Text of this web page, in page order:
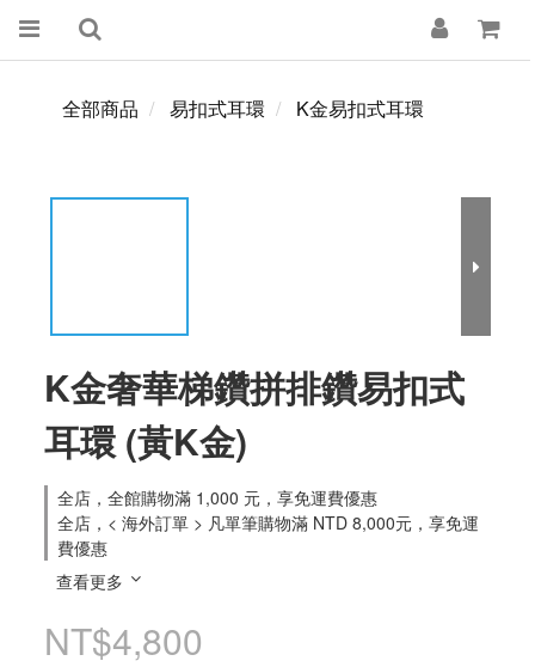
全部商品 易扣式耳環 K金易扣式耳環
K金奢華梯鑽拼排鑽易扣式
耳環 (黃K金)
全店，全館購物滿 1,000 元，享免運費優惠
全店，< 海外訂單 > 凡單筆購物滿 NTD 8,000元，享免運
費優惠
查看更多
NT$4,800